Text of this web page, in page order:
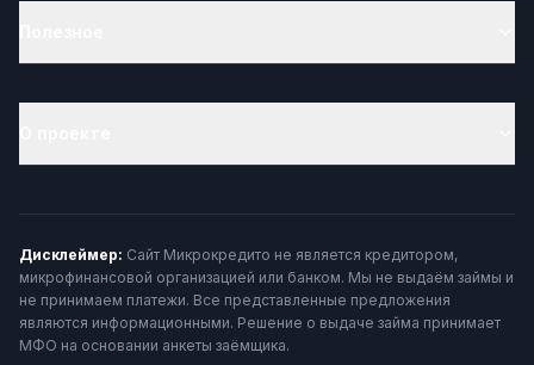
Дисклеймер: Сайт Микрокредито не является кредитором,
микрофинансовой организацией или банком. Мы не выдаём займы и
не принимаем платежи. Все представленные предложения
являются информационными. Решение о выдаче займа принимает
МФО на основании анкеты заёмщика.